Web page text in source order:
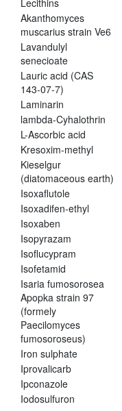
Lecithins
Akanthomyces
muscarius strain Ve6
Lavandulyl
senecioate
Lauric acid (CAS
143-07-7)
Laminarin
lambda-Cyhalothrin
L-Ascorbic acid
Kresoxim-methyl
Kieselgur
(diatomaceous earth)
Isoxaflutole
Isoxadifen-ethyl
Isoxaben
Isopyrazam
Isoflucypram
Isofetamid
Isaria fumosorosea
Apopka strain 97
(formely
Paecilomyces
fumosoroseus)
Iron sulphate
Iprovalicarb
Ipconazole
Iodosulfuron